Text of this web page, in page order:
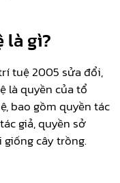
là gì?
tuệ 2005 sửa đổi,
là quyền của tổ
bao gồm quyền tác
giả, quyền sở
cây trồng.